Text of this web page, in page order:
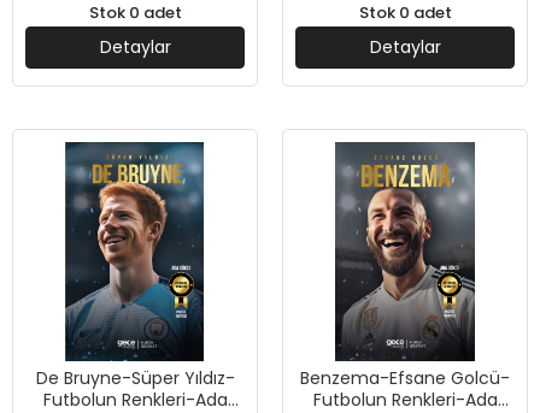
Stok 0 adet
Detaylar
Stok 0 adet
Detaylar
De Bruyne-Süper Yıldız-
Futbolun Renkleri-Ada
Benzema-Efsane Golcü-
Futbolun Renkleri-Ada